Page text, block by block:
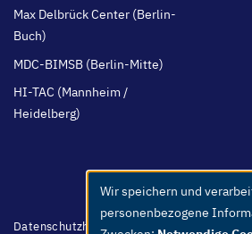
Max Delbrück Center (Berlin-
Buch)
MDC-BIMSB (Berlin-Mitte)
HI-TAC (Mannheim /
Heidelberg)
Footer
Datenschutzhinweis BarrierefreiheitLeichte
Use
of
Wir speichern und
personenbezogene